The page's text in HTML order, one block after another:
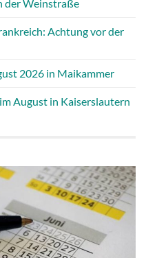
der Weinstraße
Achtung vor der
2026 in Maikammer
August in Kaiserslautern